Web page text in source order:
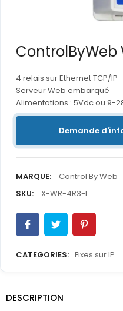
ControlByWeb
4 relais sur Ethernet TCP/IP
Serveur Web embarqué
Alimentations : 5Vdc ou 9-
Demande
MARQUE:
Control By Web
SKU:
X-WR-4R3-I
CATEGORIES: Fixes sur IP
DESCRIPTION